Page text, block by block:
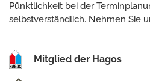
Pünktlichkeit bei der
selbstverständlich. Nehmen Sie
Mitglied der Hagos